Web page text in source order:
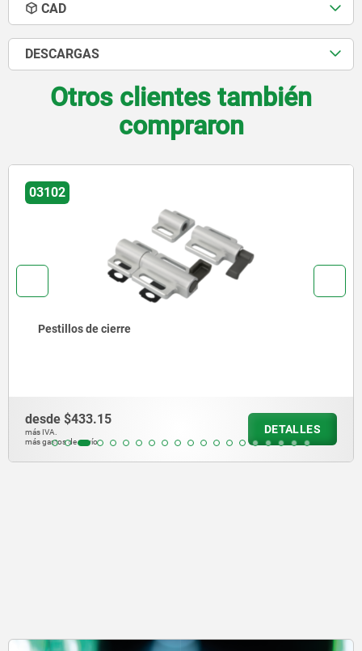
CAD
DESCARGAS
Otros clientes también
compraron
03102-05
Pestillos con muelle de retroceso de acero o latón
desde$190.23
más IVA.
más gastos de envío
DETALLES